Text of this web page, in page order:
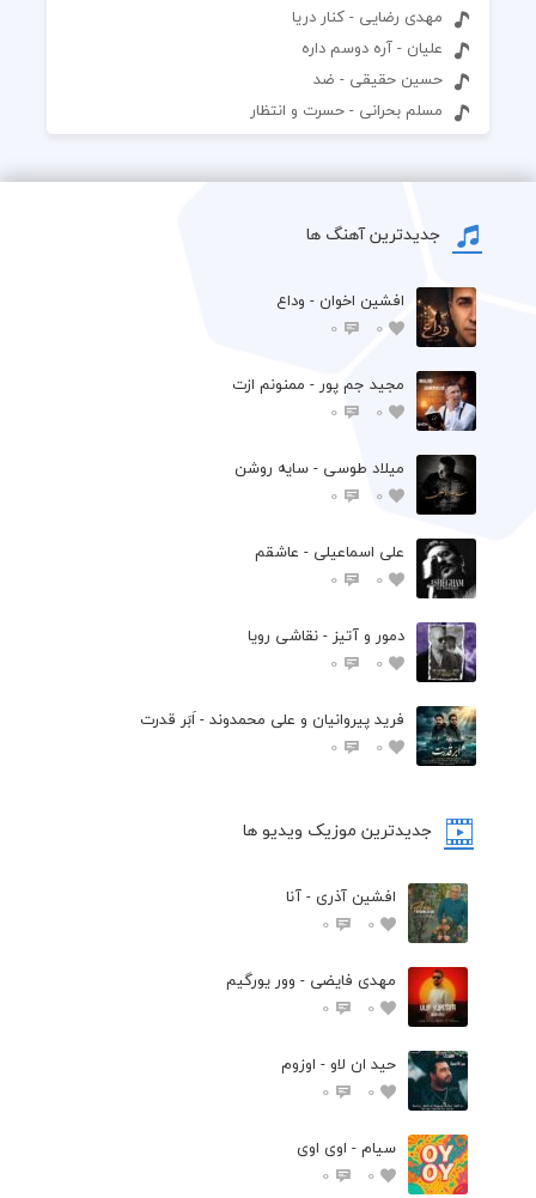
مهدی رضایی - کنار دریا
علیان - آره دوسم داره
حسین حقیقی - ضد
مسلم بحرانی - حسرت و انتظار
جدیدترین آهنگ ها
افشين اخوان - وداع
0
0
مجید جم پور - ممنونم ازت
0
0
میلاد طوسی - سایه روشن
0
0
علی اسماعیلی - عاشقم
0
0
دمور و آتیز - نقاشی رویا
0
0
فرید پیروانیان و علی محمدوند - اَبَر قدرت
0
0
جدیدترین موزیک ویدیو ها
افشین آذری - آنا
0
0
مهدی فایضی - وور یورگیم
0
0
حید ان لاو - اوزوم
0
0
سیام - اوی اوی
0
0